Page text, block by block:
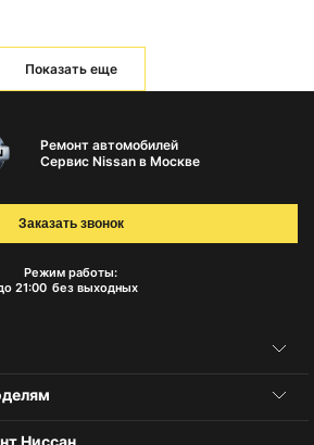
Показать еще
Ремонт автомобилей
Сервис Nissan в Москве
Режим работы:
21:00 без выходных
Заказать звонок